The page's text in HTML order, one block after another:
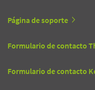
Página de soporte
Formulario de contacto
Formulario de contacto